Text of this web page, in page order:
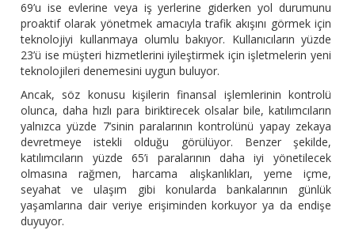
69’u ise evlerine veya iş yerlerine giderken yol durumunu
proaktif olarak yönetmek amacıyla trafik akışını görmek için
teknolojiyi kullanmaya olumlu bakıyor. Kullanıcıların yüzde
23’ü ise müşteri hizmetlerini iyileştirmek için işletmelerin yeni
teknolojileri denemesini uygun buluyor.
Ancak, söz konusu kişilerin finansal işlemlerinin kontrolü
olunca, daha hızlı para biriktirecek olsalar bile, katılımcıların
yalnızca yüzde 7’sinin paralarının kontrolünü yapay zekaya
devretmeye istekli olduğu görülüyor. Benzer şekilde,
katılımcıların yüzde 65’i paralarının daha iyi yönetilecek
olmasına rağmen, harcama alışkanlıkları, yeme içme,
seyahat ve ulaşım gibi konularda bankalarının günlük
yaşamlarına dair veriye erişiminden korkuyor ya da endişe
duyuyor.